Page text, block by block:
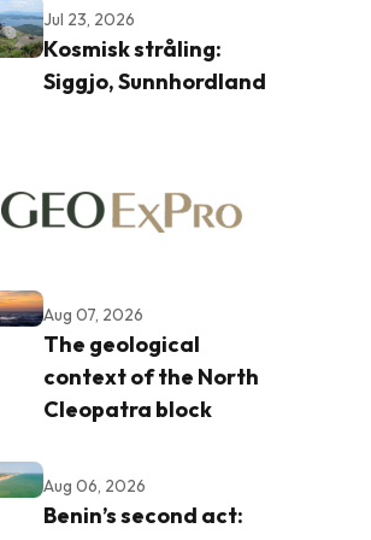
Jul 23, 2026
Kosmisk stråling:
Siggjo, Sunnhordland
Aug 07, 2026
The geological
context of the North
Cleopatra block
Aug 06, 2026
Benin’s second act: